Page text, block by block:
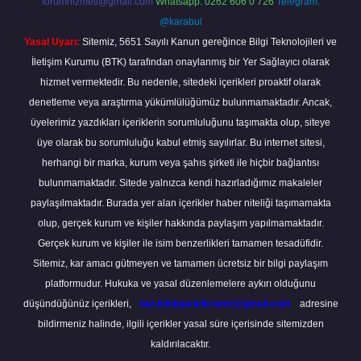
@karabul
Yasal Uyarı: Sitemiz, 5651 Sayılı Kanun gereğince Bilgi Teknolojileri ve
İletişim Kurumu (BTK) tarafından onaylanmış bir Yer Sağlayıcı olarak
hizmet vermektedir. Bu nedenle, sitedeki içerikleri proaktif olarak
denetleme veya araştırma yükümlülüğümüz bulunmamaktadır. Ancak,
üyelerimiz yazdıkları içeriklerin sorumluluğunu taşımakta olup, siteye
üye olarak bu sorumluluğu kabul etmiş sayılırlar. Bu internet sitesi,
herhangi bir marka, kurum veya şahıs şirketi ile hiçbir bağlantısı
bulunmamaktadır. Sitede yalnızca kendi hazırladığımız makaleler
paylaşılmaktadır. Burada yer alan içerikler haber niteliği taşımamakta
olup, gerçek kurum ve kişiler hakkında paylaşım yapılmamaktadır.
Gerçek kurum ve kişiler ile isim benzerlikleri tamamen tesadüfidir.
Sitemiz, kar amacı gütmeyen ve tamamen ücretsiz bir bilgi paylaşım
platformudur. Hukuka ve yasal düzenlemelere aykırı olduğunu
düşündüğünüz içerikleri,
backlinkpanelicomtr@gmail.com
adresine
bildirmeniz halinde, ilgili içerikler yasal süre içerisinde sitemizden
kaldırılacaktır.